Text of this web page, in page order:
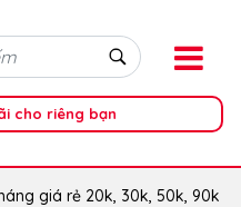
cho riêng bạn
giá rẻ 20k, 30k, 50k, 90k